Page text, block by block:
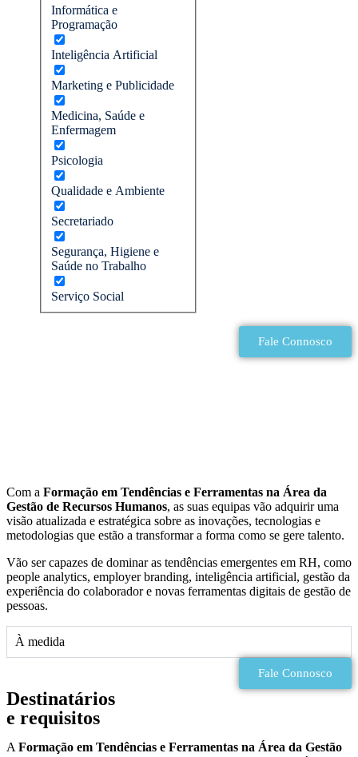
Informática e
Programação
Inteligência Artificial
Marketing e Publicidade
Medicina, Saúde e
Enfermagem
Psicologia
Qualidade e Ambiente
Secretariado
Segurança, Higiene e
Saúde no Trabalho
Serviço Social
Fale Connosco
Com a Formação em Tendências e Ferramentas na Área da
Gestão de Recursos Humanos, as suas equipas vão adquirir uma
visão atualizada e estratégica sobre as inovações, tecnologias e
metodologias que estão a transformar a forma como se gere talento.
Vão ser capazes de dominar as tendências emergentes em RH, como
people analytics, employer branding, inteligência artificial, gestão da
experiência do colaborador e novas ferramentas digitais de gestão de
pessoas.
À medida
Fale Connosco
Destinatários
e requisitos
A Formação em Tendências e Ferramentas na Área da Gestão